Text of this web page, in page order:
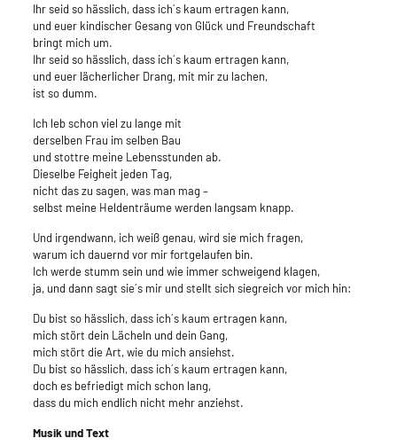
Ihr seid so hässlich, dass ich´s kaum ertragen kann,
und euer kindischer Gesang von Glück und Freundschaft
bringt mich um.
Ihr seid so hässlich, dass ich´s kaum ertragen kann,
und euer lächerlicher Drang, mit mir zu lachen,
ist so dumm.
Ich leb schon viel zu lange mit
derselben Frau im selben Bau
und stottre meine Lebensstunden ab.
Dieselbe Feigheit jeden Tag,
nicht das zu sagen, was man mag –
selbst meine Heldenträume werden langsam knapp.
Und irgendwann, ich weiß genau, wird sie mich fragen,
warum ich dauernd vor mir fortgelaufen bin.
Ich werde stumm sein und wie immer schweigend klagen,
ja, und dann sagt sie´s mir und stellt sich siegreich vor mich hin:
Du bist so hässlich, dass ich´s kaum ertragen kann,
mich stört dein Lächeln und dein Gang,
mich stört die Art, wie du mich ansiehst.
Du bist so hässlich, dass ich´s kaum ertragen kann,
doch es befriedigt mich schon lang,
dass du mich endlich nicht mehr anziehst.
Musik und Text